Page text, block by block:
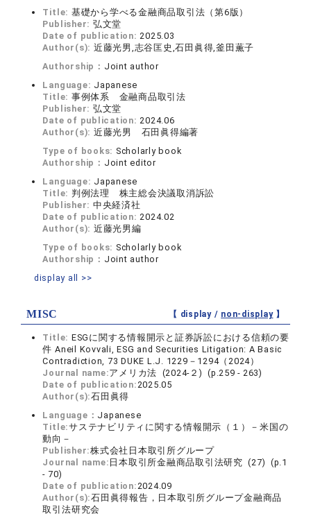
Title: 基礎から学べる金融商品取引法（第6版）
Publisher: 弘文堂
Date of publication:2025.03
Author(s): 近藤光男,志谷匡史,石田眞得,釜田薫子
Authorship： Joint author
Language: Japanese
Title: 事例体系 金融商品取引法
Publisher: 弘文堂
Date of publication:2024.06
Author(s): 近藤光男 石田眞得編著
Type of books: Scholarly book
Authorship： Joint editor
Language: Japanese
Title: 判例法理 株主総会決議取消訴訟
Publisher: 中央経済社
Date of publication:2024.02
Author(s): 近藤光男編
Type of books: Scholarly book
Authorship： Joint author
display all >>
MISC 【 display / non-display】
Title: ESGに関する情報開示と証券訴訟における信頼の要
件 Aneil Kovvali, ESG and Securities Litigation: A Basic
Contradiction, 73 DUKE L.J. 1229－1294（2024）
Journal name:アメリカ法 (2024-２) (p.259 - 263)
Date of publication:2025.05
Author(s):石田眞得
Language： Japanese
Title:サステナビリティに関する情報開示（１）－米国の
動向－
Publisher:株式会社日本取引所グループ
Journal name: 日本取引所金融商品取引法研究 (27) (p.1
- 70)
Date of publication:2024.09
Author(s):石田眞得報告，日本取引所グループ金融商品
取引法研究会